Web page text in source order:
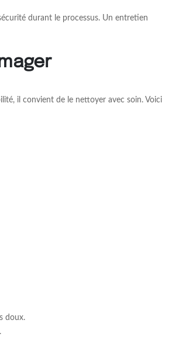
durant le processus. Un entretien
il convient de le nettoyer avec soin. Voici
doux.